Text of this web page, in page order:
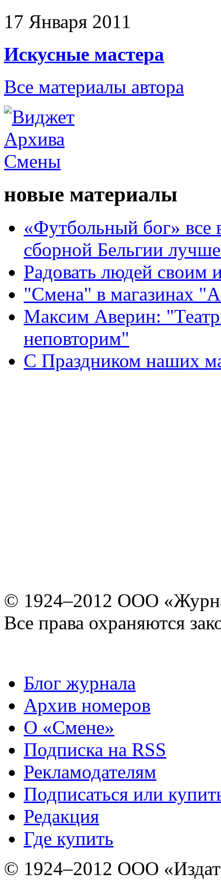
17 Января 2011
Искусные мастера
Все материалы автора
новые материалы
«Футбольный бог» все
сборной Бельгии
Радовать людей своим
"Смена" в магазинах
Максим Аверин:
неповторим"
С Праздником наших
© 1924–2012 ООО
Все права охраняются
Блог журнала
Архив номеров
О «Смене»
Подписка на RSS
Рекламодателям
Подписаться или
Редакция
Где купить
© 1924–2012 ООО